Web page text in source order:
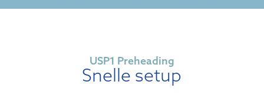
USP1 Preheading
Snelle setup